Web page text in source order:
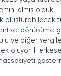
almış olduk.
oluşturabilecek
dönüşüme
ve diğer
oluyor.